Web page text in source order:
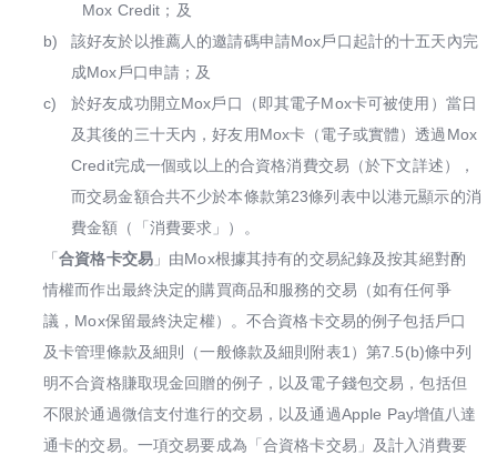
Mox Credit；及
b)
該好友於以推薦人的邀請碼申請Mox戶口起計的十五天內完
成Mox戶口申請；及
c)
於好友成功開立Mox戶口（即其電子Mox卡可被使用）當日
及其後的三十天内，好友用Mox卡（電子或實體）透過Mox
Credit完成一個或以上的合資格消費交易（於下文詳述），
而交易金額合共不少於本條款第23條列表中以港元顯示的消
費金額（「消費要求」）。
「合資格卡交易」由Mox根據其持有的交易紀錄及按其絕對酌
情權而作出最終決定的購買商品和服務的交易（如有任何爭
議，Mox保留最終決定權）。不合資格卡交易的例子包括戶口
及卡管理條款及細則（一般條款及細則附表1）第7.5(b)條中列
明不合資格賺取現金回贈的例子，以及電子錢包交易，包括但
不限於通過微信支付進行的交易，以及通過Apple Pay增值八達
通卡的交易。一項交易要成為「合資格卡交易」及計入消費要